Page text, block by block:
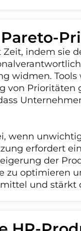
indem sie
widmen. Tools
von Prioritäten
wenn
erfordert
der
zu optimieren
und stärkt